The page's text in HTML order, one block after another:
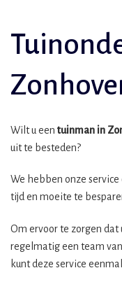
Wilt u een tuinman in
uit te besteden?
We hebben onze
tijd en moeite te
Om ervoor te zorgen
regelmatig een team
kunt deze service